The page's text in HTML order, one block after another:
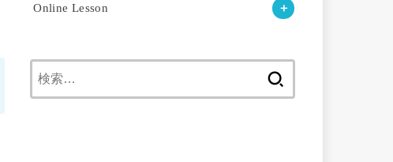
Online Lesson